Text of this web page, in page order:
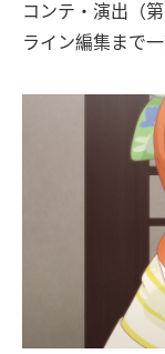
コンテ・演出（
ライン編集まで